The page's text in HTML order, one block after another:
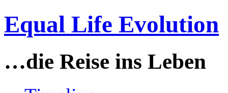
Equal Life Evolution
…die Reise ins Leben